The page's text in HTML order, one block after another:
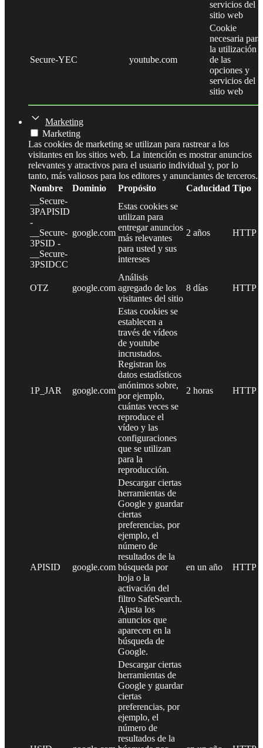
servicios del
sitio web
Secure-YEC youtube.com
Cookie
necesaria para
la utilización
de las
opciones y
servicios del
sitio web
Marketing
Marketing
Las cookies de marketing se utilizan para rastrear a los
visitantes en los sitios web. La intención es mostrar anuncios
relevantes y atractivos para el usuario individual y, por lo
tanto, más valiosos para los editores y anunciantes de terceros.
Nombre
Dominio Propósito Caducidad Tipo
__Secure-
3PAPISID
-
__Secure-
3PSID -
__Secure-
3PSIDCC
google.com
Estas cookies se
utilizan para
entregar anuncios
más relevantes
para usted y sus
intereses
2 años HTTP
OTZ google.com
Análisis
agregado de los
visitantes del sitio
8 días HTTP
1P_JAR google.com
Estas cookies se
establecen a
través de vídeos
de youtube
incrustados.
Registran los
datos estadísticos
anónimos sobre,
por ejemplo,
cuántas veces se
reproduce el
vídeo y las
configuraciones
que se utilizan
para la
reproducción.
2 horas HTTP
APISID google.com
Descargar ciertas
herramientas de
Google y guardar
ciertas
preferencias, por
ejemplo, el
número de
resultados de la
búsqueda por
hoja o la
activación del
filtro SafeSearch.
Ajusta los
anuncios que
aparecen en la
búsqueda de
Google.
en un año HTTP
Descargar ciertas
herramientas de
Google y guardar
ciertas
preferencias, por
ejemplo, el
número de
resultados de la